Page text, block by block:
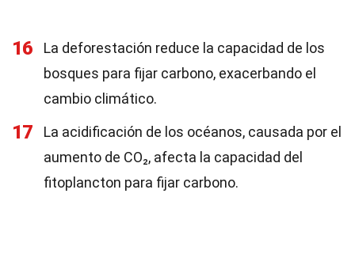
16
La deforestación reduce la capacidad de los
bosques para fijar carbono, exacerbando el
cambio climático.
17
La acidificación de los océanos, causada por el
aumento de CO₂, afecta la capacidad del
fitoplancton para fijar carbono.